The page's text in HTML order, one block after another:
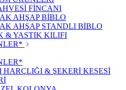
FİNCANI
AHŞAP BİBLO
AHŞAP STANDLI BİBLO
& YASTIK KILIFI
HARÇLIĞI & ŞEKERİ KESESİ